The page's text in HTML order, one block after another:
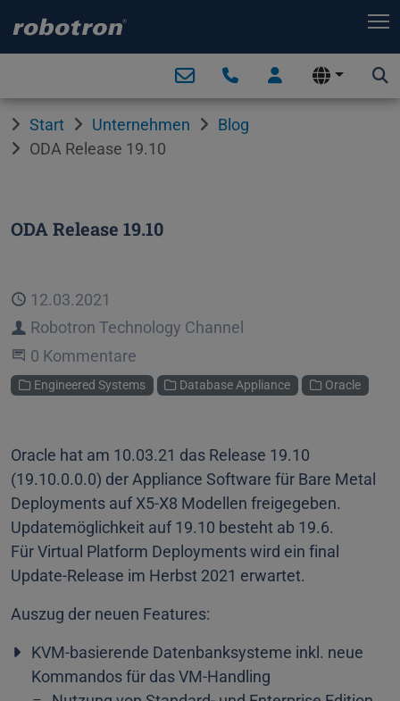
Start Unternehmen
Blog
ODA Release 19.10
ODA Release 19.10
Veröffentlicht
12.03.2021
Autor
Robotron Technology Channel
Beginne eine Unterhaltung
0 Kommentare
Kategorien
Engineered Systems Database Appliance Oracle
Oracle hat am 10.03.21 das Release 19.10
(19.10.0.0.0) der Appliance Software für Bare Metal
Deployments auf X5-X8 Modellen freigegeben.
Updatemöglichkeit auf 19.10 besteht ab 19.6.
Für Virtual Platform Deployments wird ein final
Update-Release im Herbst 2021 erwartet.
Auszug der neuen Features:
KVM-basierende Datenbanksysteme inkl. neue
Kommandos für das VM-Handling